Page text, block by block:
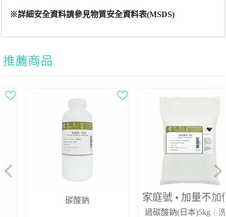
※詳細安全資料請參見物質安全資料表(MSDS)
家庭號 • 加量不加價 碳酸鈣 -輕質 1kg